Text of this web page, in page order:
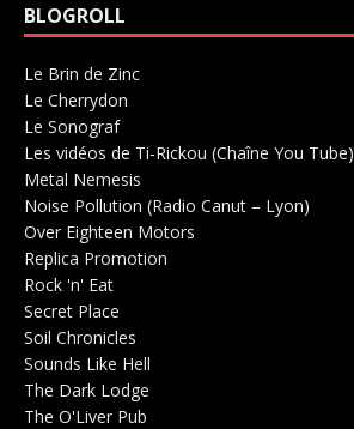
BLOGROLL
Le Brin de Zinc
Le Cherrydon
Le SonografSalle de concerts 0
Les vidéos de Ti-Rickou (Chaîne You Tube)
Metal Nemesis
Noise Pollution (Radio Canut – Lyon)
Over Eighteen Motors
Replica Promotion
Rock 'n' Eat
Secret Place
Soil Chronicles
Sounds Like Hell
The Dark Lodge
The O'Liver Pub